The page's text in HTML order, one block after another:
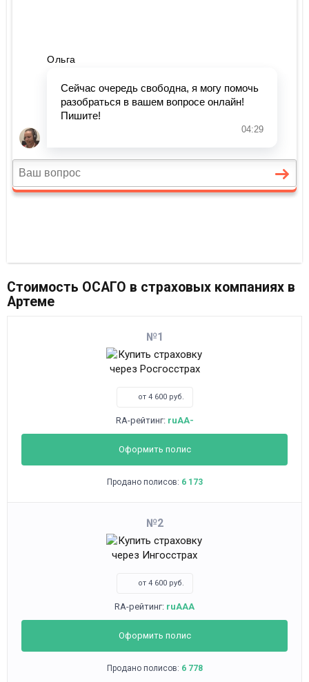
Стоимость ОСАГО в страховых компаниях в
Артеме
1
от 4 600 руб.
RA-рейтинг: ruAA-
Оформить полис
Продано полисов: 6 173
2
от 4 600 руб.
RA-рейтинг: ruAAA
Оформить полис
Продано полисов: 6 778